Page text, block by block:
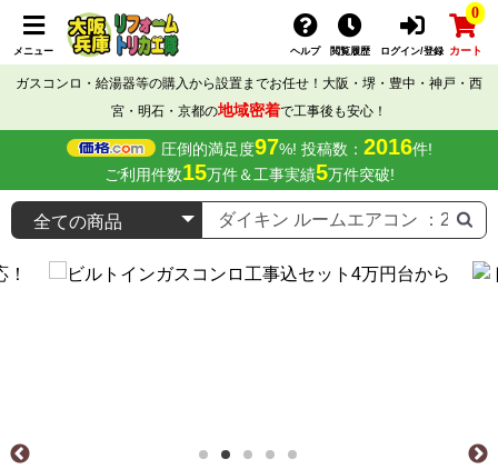
メニュー ヘルプ 閲覧履歴 ログイン/登録
0
カート
ガスコンロ・給湯器等の購入から設置までお任せ！大阪・堺・豊中・神戸・西
宮・明石・京都の地域密着で工事後も安心！
圧倒的満足度97%! 投稿数： 2016件!
ご利用件数15万件＆工事実績5万件突破!